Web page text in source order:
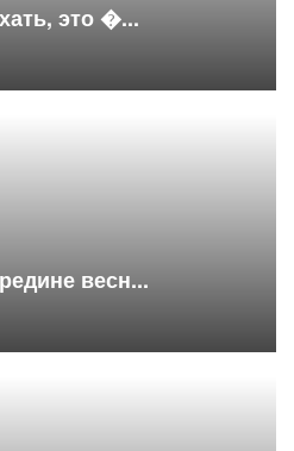
это �...
весн...